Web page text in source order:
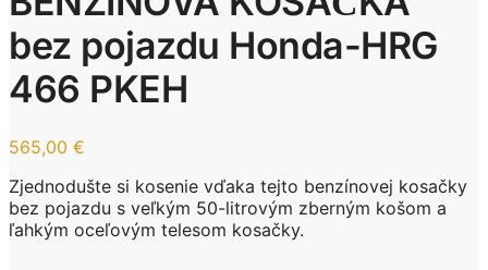
bez pojazdu Honda-HRG
466 PKEH
565,00 €
Zjednodušte si kosenie vďaka tejto benzínovej kosačky
bez pojazdu s veľkým 50-litrovým zberným košom a
ľahkým oceľovým telesom kosačky.